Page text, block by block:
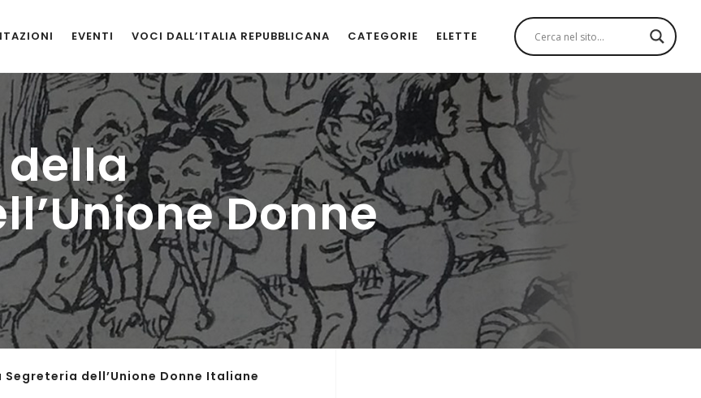
EVENTI VOCI DALL’ITALIA REPUBBLICANA CATEGORIE ELETTE
della
Donne
dell’Unione Donne Italiane